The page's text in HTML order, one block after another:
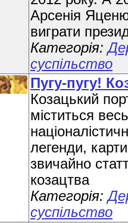
Арсенія
виграти
Категорія:
суспільство
Пугу-пугу!
Козацький
міститься
легенди,
звичайно
козацтва
Категорія:
суспільство